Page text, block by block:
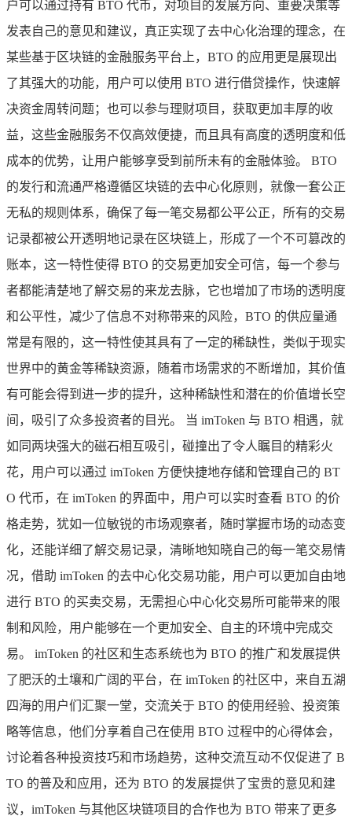
户可以通过持有 BTO 代币，对项目的发展方向、重要决策等
发表自己的意见和建议，真正实现了去中心化治理的理念，在
某些基于区块链的金融服务平台上，BTO 的应用更是展现出
了其强大的功能，用户可以使用 BTO 进行借贷操作，快速解
决资金周转问题；也可以参与理财项目，获取更加丰厚的收
益，这些金融服务不仅高效便捷，而且具有高度的透明度和低
成本的优势，让用户能够享受到前所未有的金融体验。 BTO
的发行和流通严格遵循区块链的去中心化原则，就像一套公正
无私的规则体系，确保了每一笔交易都公平公正，所有的交易
记录都被公开透明地记录在区块链上，形成了一个不可篡改的
账本，这一特性使得 BTO 的交易更加安全可信，每一个参与
者都能清楚地了解交易的来龙去脉，它也增加了市场的透明度
和公平性，减少了信息不对称带来的风险，BTO 的供应量通
常是有限的，这一特性使其具有了一定的稀缺性，类似于现实
世界中的黄金等稀缺资源，随着市场需求的不断增加，其价值
有可能会得到进一步的提升，这种稀缺性和潜在的价值增长空
间，吸引了众多投资者的目光。 当 imToken 与 BTO 相遇，就
如同两块强大的磁石相互吸引，碰撞出了令人瞩目的精彩火
花，用户可以通过 imToken 方便快捷地存储和管理自己的 BT
O 代币，在 imToken 的界面中，用户可以实时查看 BTO 的价
格走势，犹如一位敏锐的市场观察者，随时掌握市场的动态变
化，还能详细了解交易记录，清晰地知晓自己的每一笔交易情
况，借助 imToken 的去中心化交易功能，用户可以更加自由地
进行 BTO 的买卖交易，无需担心中心化交易所可能带来的限
制和风险，用户能够在一个更加安全、自主的环境中完成交
易。 imToken 的社区和生态系统也为 BTO 的推广和发展提供
了肥沃的土壤和广阔的平台，在 imToken 的社区中，来自五湖
四海的用户们汇聚一堂，交流关于 BTO 的使用经验、投资策
略等信息，他们分享着自己在使用 BTO 过程中的心得体会，
讨论着各种投资技巧和市场趋势，这种交流互动不仅促进了 B
TO 的普及和应用，还为 BTO 的发展提供了宝贵的意见和建
议，imToken 与其他区块链项目的合作也为 BTO 带来了更多